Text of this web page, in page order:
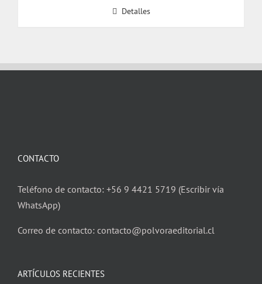
Detalles
CONTACTO
Teléfono de contacto: +56 9 4421 5719 (Escribir vía
WhatsApp)
Correo de contacto: contacto@polvoraeditorial.cl
ARTÍCULOS RECIENTES